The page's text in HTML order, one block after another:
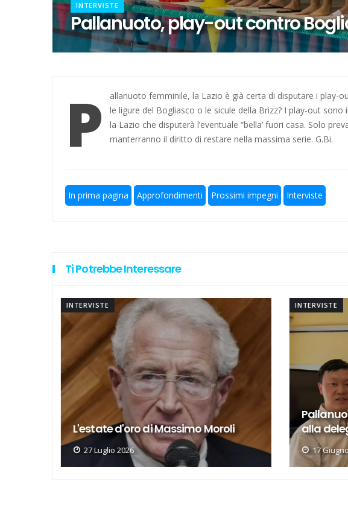
Il 16 agosto l'inizio dell'avventura in Coppa Italia
Calcio a 5, dalla Spagna con furore: ecco Luna
Quattro dei nostri ai Mondiali di Zagabria
Pallanuoto, Miciora e Gavrila ai Mondiali con la
Hockey su prato, addio a Poletti
INTERVISTE
Pallanuoto, play-out contro
P
allanuoto femminile, la Lazio è già certa di disputare i play-
le ligure del Bogliasco o le sicule della Brizz? I play-out
la Lazio che disputerà l’eventuale “bella’ fuori casa. Solo
manterranno il diritto di restare nella massima serie. G.Bi.
In prima pagina Approfondimenti Prossimi impegni Interviste
Ti Potrebbe Interessare
INTERVISTE
Pallanuoto, Ruffelli racconta la Lazio
alla delegazione cinese
17 Giugno 2026
INTERVISTE
per il
13